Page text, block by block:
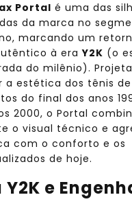
Portal é uma das
da marca no
marcando um
à eraY2K (o
do milênio).
a estética dos tênis de
do final dos anos
2000, o Portal
o visual técnico e
com o conforto e os
de hoje.
e